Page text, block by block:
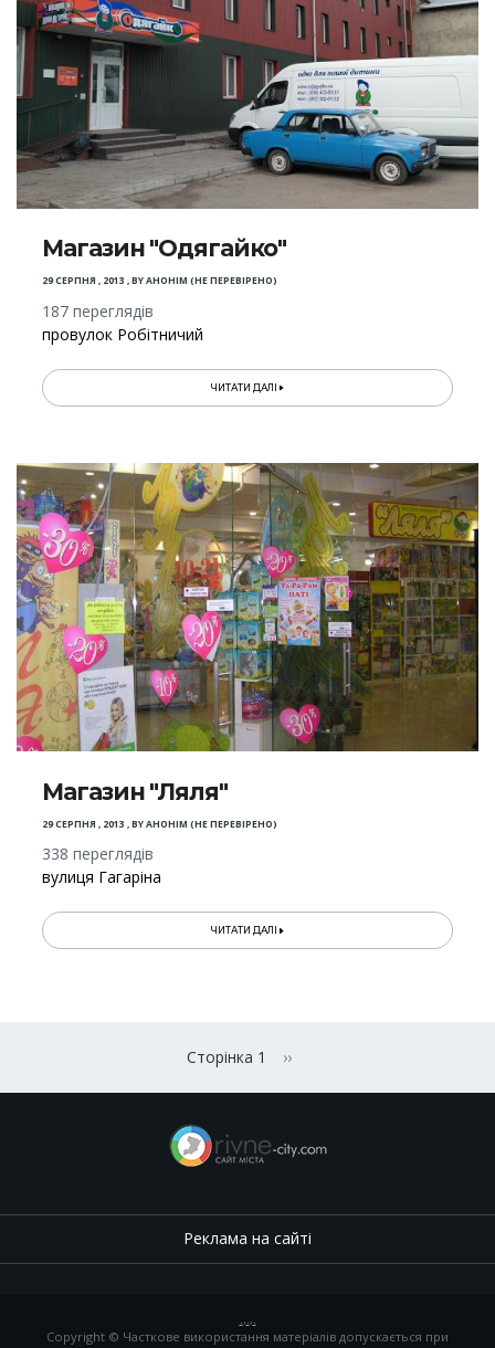
Магазин "Одягайко"
29 СЕРПНЯ , 2013 ,BYАНОНІМ (НЕ ПЕРЕВІРЕНО)
187 переглядів
провулок Робітничий
ЧИТАТИ ДАЛІ
Магазин "Ляля"
29 СЕРПНЯ , 2013 ,BYАНОНІМ (НЕ ПЕРЕВІРЕНО)
338 переглядів
вулиця Гагаріна
ЧИТАТИ ДАЛІ
Сторінка 1 Наступна сторінка
››
Реклама на сайті
.,.,.
Copyright © Часткове використання матеріалів допускається при